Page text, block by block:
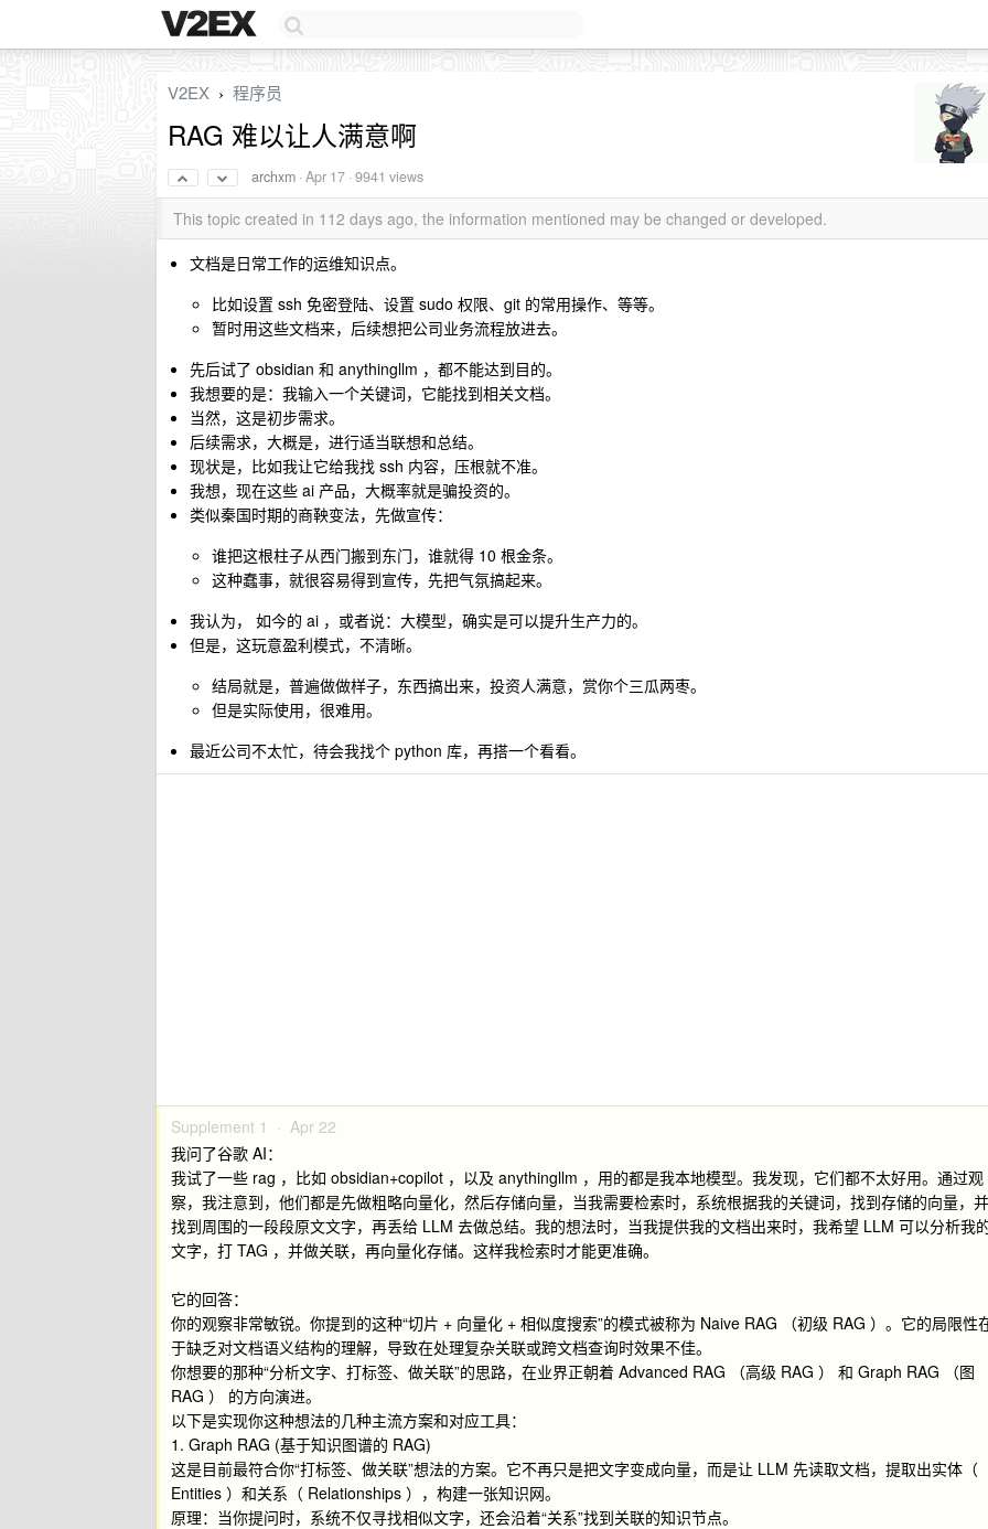
V2EX › 程序员
RAG 难以让人满意啊
archxm ·Apr 17 · 9941 views
This topic created in 112 days ago, the information mentioned may be changed or developed.
文档是日常工作的运维知识点。
比如设置 ssh 免密登陆、设置 sudo 权限、git 的常用操作、等等。
暂时用这些文档来，后续想把公司业务流程放进去。
先后试了 obsidian 和 anythingllm ，都不能达到目的。
我想要的是：我输入一个关键词，它能找到相关文档。
当然，这是初步需求。
后续需求，大概是，进行适当联想和总结。
现状是，比如我让它给我找 ssh 内容，压根就不准。
我想，现在这些 ai 产品，大概率就是骗投资的。
类似秦国时期的商鞅变法，先做宣传：
谁把这根柱子从西门搬到东门，谁就得 10 根金条。
这种蠢事，就很容易得到宣传，先把气氛搞起来。
我认为， 如今的 ai ，或者说：大模型，确实是可以提升生产力的。
但是，这玩意盈利模式，不清晰。
结局就是，普遍做做样子，东西搞出来，投资人满意，赏你个三瓜两枣。
但是实际使用，很难用。
最近公司不太忙，待会我找个 python 库，再搭一个看看。
Supplement 1 · Apr 22
我问了谷歌 AI：
我试了一些 rag ，比如 obsidian+copilot ，以及 anythingllm ，用的都是我本地模型。我发现，它们都不太好用。通过观
察，我注意到，他们都是先做粗略向量化，然后存储向量，当我需要检索时，系统根据我的关键词，找到存储的向量，并
找到周围的一段段原文文字，再丢给 LLM 去做总结。我的想法时，当我提供我的文档出来时，我希望 LLM 可以分析我
文字，打 TAG ，并做关联，再向量化存储。这样我检索时才能更准确。
它的回答：
你的观察非常敏锐。你提到的这种“切片 + 向量化 + 相似度搜索”的模式被称为 Naive RAG （初级 RAG ）。它的局限性
于缺乏对文档语义结构的理解，导致在处理复杂关联或跨文档查询时效果不佳。
你想要的那种“分析文字、打标签、做关联”的思路，在业界正朝着 Advanced RAG （高级 RAG ） 和 Graph RAG （图
RAG ） 的方向演进。
以下是实现你这种想法的几种主流方案和对应工具：
1. Graph RAG (基于知识图谱的 RAG)
这是目前最符合你“打标签、做关联”想法的方案。它不再只是把文字变成向量，而是让 LLM 先读取文档，提取出实体（
Entities ）和关系（ Relationships ），构建一张知识网。
原理：当你提问时，系统不仅寻找相似文字，还会沿着“关系”找到关联的知识节点。